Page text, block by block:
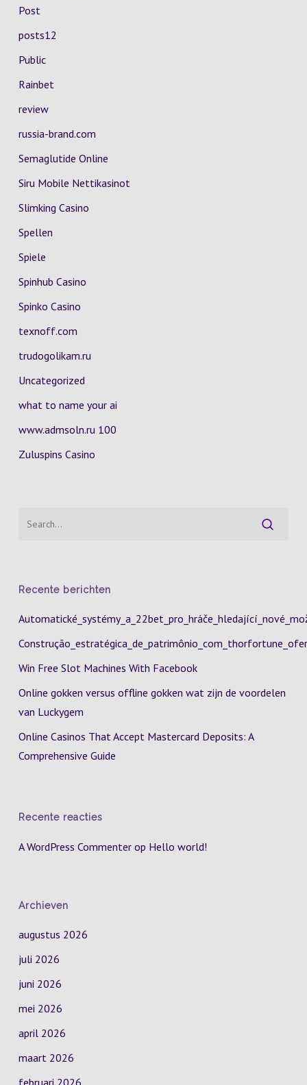
Post
posts12
Public
Rainbet
review
russia-brand.com
Semaglutide Online
Siru Mobile Nettikasinot
Slimking Casino
Spellen
Spiele
Spinhub Casino
Spinko Casino
texnoff.com
trudogolikam.ru
Uncategorized
what to name your ai
www.admsoln.ru 100
Zuluspins Casino
Recente berichten
Win Free Slot Machines With Facebook
Online gokken versus offline gokken wat zijn de voordelen
van Luckygem
Online Casinos That Accept Mastercard Deposits: A
Comprehensive Guide
Recente reacties
A WordPress Commenterop Hello world!
Archieven
augustus 2026
juli 2026
juni 2026
mei 2026
april 2026
maart 2026
februari 2026